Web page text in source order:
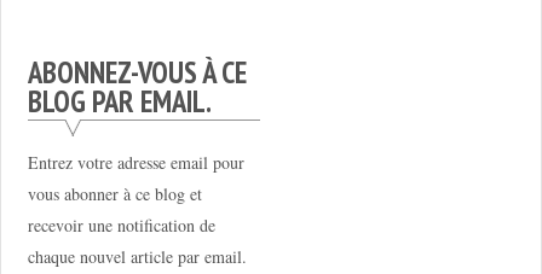
ABONNEZ-VOUS À CE
BLOG PAR EMAIL.
Entrez votre adresse email pour
vous abonner à ce blog et
recevoir une notification de
chaque nouvel article par email.